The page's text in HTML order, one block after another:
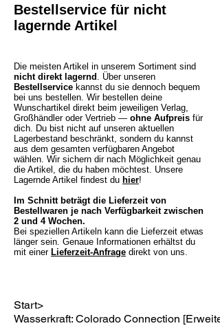
Bestellservice für nicht
lagernde Artikel
Die meisten Artikel in unserem Sortiment sind
nicht direkt lagernd
. Über unseren
Bestellservice kannst du sie dennoch bequem
bei uns bestellen. Wir bestellen deine
Wunschartikel direkt beim jeweiligen Verlag,
Großhändler oder Vertrieb — ohne Aufpreis für
dich. Du bist nicht auf unseren aktuellen
Lagerbestand beschränkt, sondern du kannst
aus dem gesamten verfügbaren Angebot
wählen. Wir sichern dir nach Möglichkeit genau
die Artikel, die du haben möchtest. Unsere
Lagernde Artikel findest du hier!​
Im Schnitt beträgt die Lieferzeit von
Bestellwaren je nach Verfügbarkeit zwischen
2 und 4 Wochen.
Bei speziellen Artikeln kann die Lieferzeit etwas
länger sein. Genaue Informationen erhältst du
mit einer Lieferzeit-Anfrage direkt von uns.
Start>
Wasserkraft: Colorado Connection